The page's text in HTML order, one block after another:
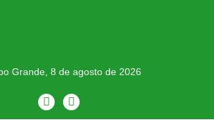
Grande, 8 de agosto de 2026